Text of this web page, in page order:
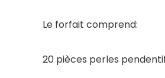
Le forfait comprend:
20 pièces perles